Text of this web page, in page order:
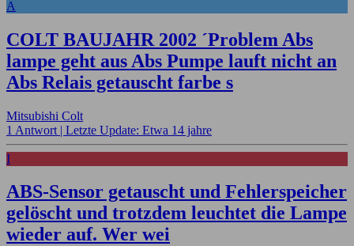
A
COLT BAUJAHR 2002 ´Problem Abs
lampe geht aus Abs Pumpe lauft nicht an
Abs Relais getauscht farbe s
Mitsubishi Colt
1 Antwort | Letzte Update: Etwa 14 jahre
I
ABS-Sensor getauscht und Fehlerspeicher
gelöscht und trotzdem leuchtet die Lampe
wieder auf. Wer wei